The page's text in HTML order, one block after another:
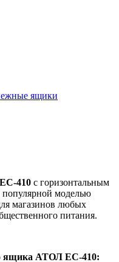
ящики
410 с горизонтальным
моделью
магазинов любых
питания.
ящика АТОЛ EC-410: